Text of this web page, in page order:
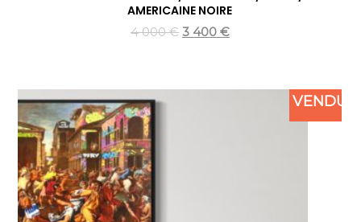
AMERICAINE NOIRE
4 000€ 3 400 €
VENDU